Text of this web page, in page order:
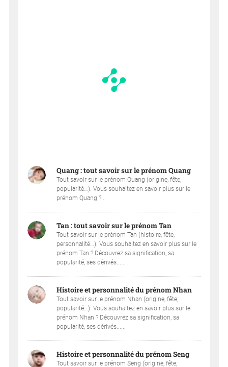
Quang : tout savoir sur le prénom Quang
Tout savoir sur le prénom Quang (origine, fête,
popularité…). Vous souhaitez en savoir plus sur le
prénom Quang ?...
Tan : tout savoir sur le prénom Tan
Tout savoir sur le prénom Tan (histoire, fête,
personnalité…). Vous souhaitez en savoir plus sur le
prénom Tan ? Découvrez sa signification, sa
popularité, ses dérivés......
Histoire et personnalité du prénom Nhan
Tout savoir sur le prénom Nhan (origine, fête,
popularité…). Vous souhaitez en savoir plus sur le
prénom Nhan ? Découvrez sa signification, sa
popularité, ses dérivés......
Histoire et personnalité du prénom Seng
Tout savoir sur le prénom Seng (origine, fête,